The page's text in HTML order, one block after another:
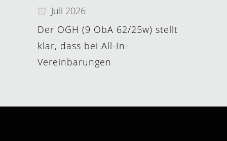
Juli 2026
Der OGH (9 ObA 62/25w) stellt
klar, dass bei All-In-
Vereinbarungen